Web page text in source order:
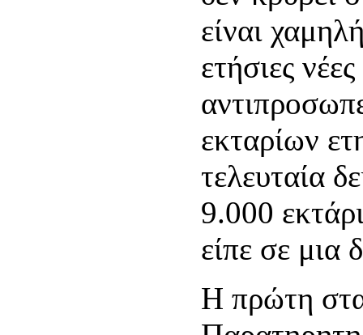
είναι
ετήσιες
εκταρίων
τελευταία
9.000
είπε σε μια
Η πρώτη